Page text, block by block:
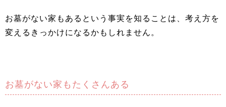
お墓がない家もあるという事実を知ることは、考え方を
変えるきっかけになるかもしれません。
お墓がない家もたくさんある